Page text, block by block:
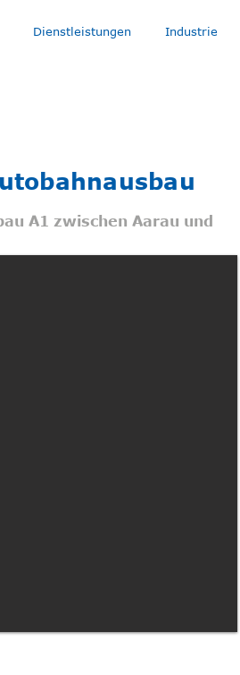
Dienstleistungen Industrie
A1 zwischen Aarau und